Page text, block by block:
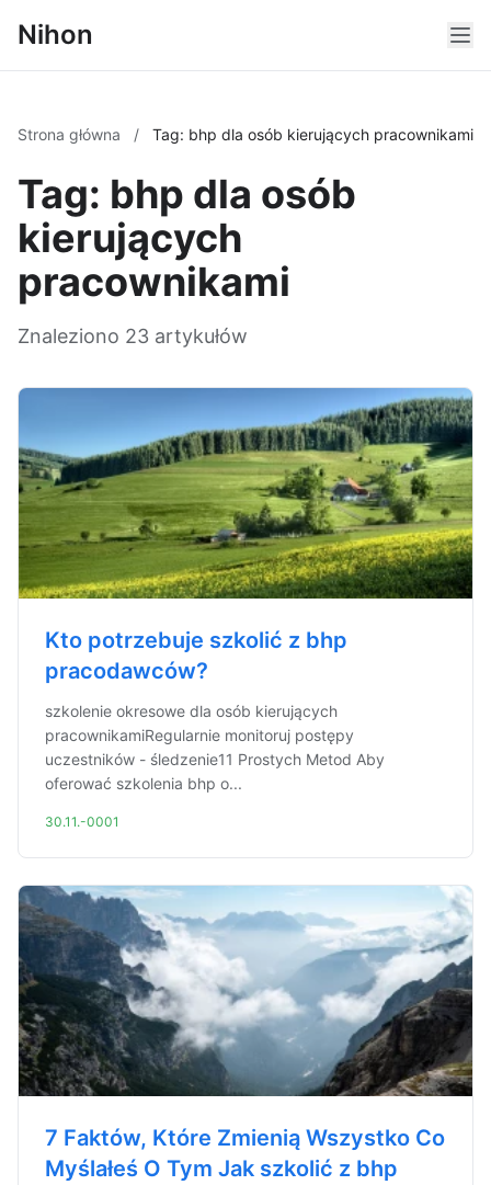
Nihon
Strona główna / Tag: bhp dla osób kierujących pracownikami
Tag: bhp dla osób
kierujących
pracownikami
Znaleziono 23 artykułów
Kto potrzebuje szkolić z bhp
pracodawców?
szkolenie okresowe dla osób kierujących
pracownikamiRegularnie monitoruj postępy
uczestników - śledzenie11 Prostych Metod Aby
oferować szkolenia bhp o...
30.11.-0001
7 Faktów, Które Zmienią Wszystko Co
Myślałeś O Tym Jak szkolić z bhp